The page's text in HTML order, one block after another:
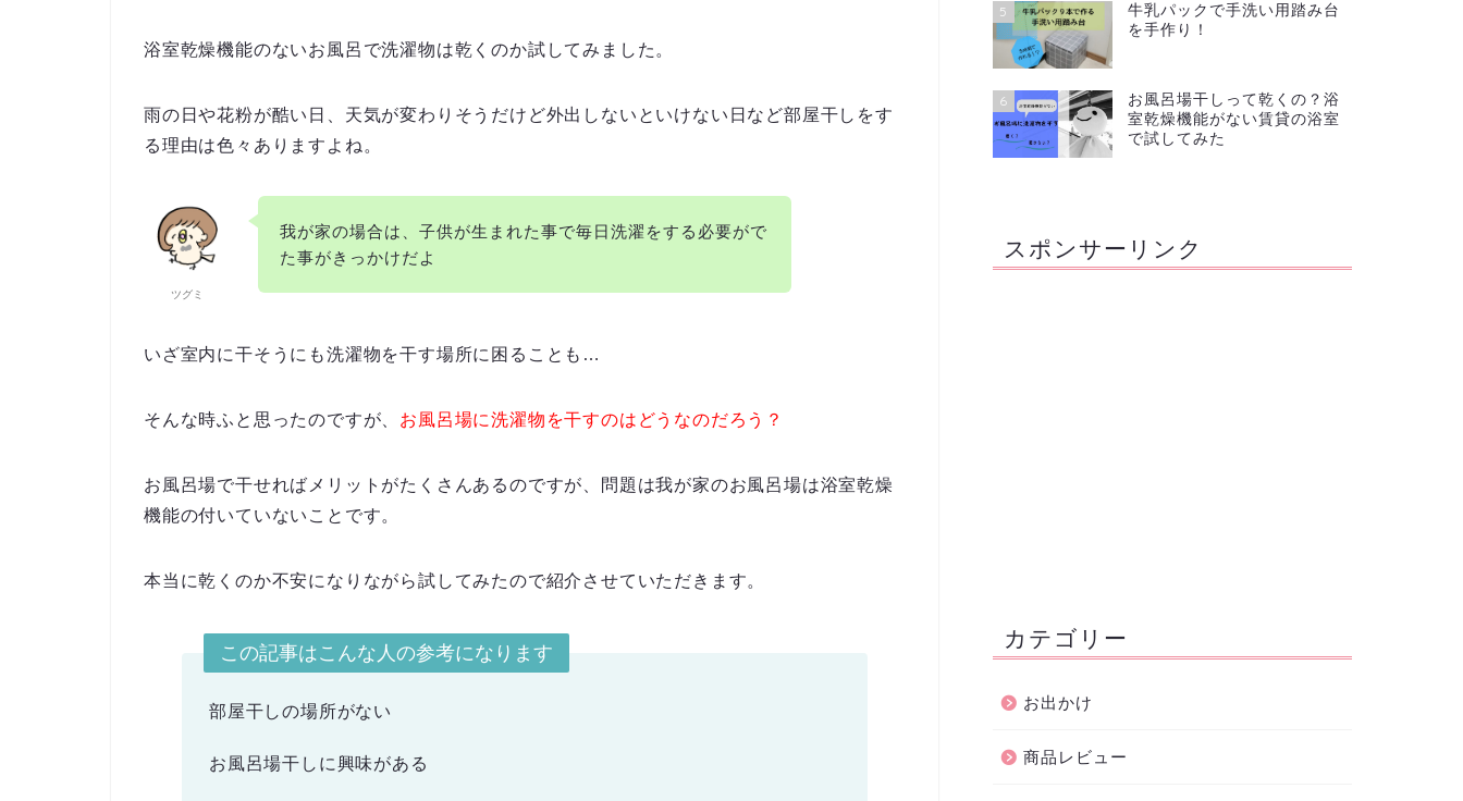
浴室乾燥機能のないお風呂で洗濯物は乾くのか試してみました。
雨の日や花粉が酷い日、天気が変わりそうだけど外出しないといけない日など部屋干しをす
る理由は色々ありますよね。
ツグミ
我が家の場合は、子供が生まれた事で毎日洗濯をする必要がで
た事がきっかけだよ
いざ室内に干そうにも洗濯物を干す場所に困ることも…
そんな時ふと思ったのですが、 お風呂場に洗濯物を干すのはどうなのだろう？
お風呂場で干せればメリットがたくさんあるのですが、
問題は我が家のお風呂場は浴室乾燥
機能の付いていないこと です。
本当に乾くのか不安になりながら試してみたので紹介させていただきます。
この記事はこんな人の参考になります
部屋干しの場所がない
お風呂場干しに興味がある
5
牛乳パックで手洗い用踏み台
を手作り！
6
お風呂場干しって乾くの？浴
室乾燥機能がない賃貸の浴室
で試してみた
スポンサーリンク
カテゴリー
お出かけ
商品レビュー